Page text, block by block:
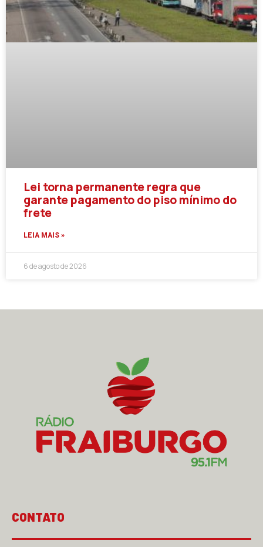
Lei torna permanente regra que
garante pagamento do piso mínimo do
frete
LEIA MAIS »
6 de agosto de 2026
CONTATO